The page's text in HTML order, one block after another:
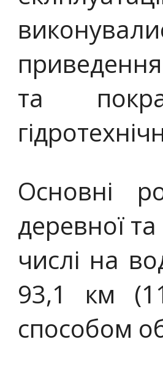
та
Основні
деревної
числі на
93,1 км
способом